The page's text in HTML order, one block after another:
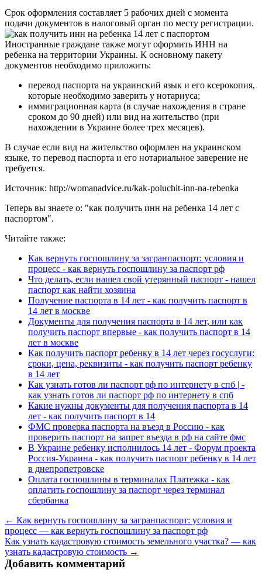
Срок оформления составляет 5 рабочих дней с момента
подачи документов в налоговый орган по месту регистрации.
Иностранные граждане также могут оформить ИНН на
ребенка на территории Украины. К основному пакету
документов необходимо приложить:
перевод паспорта на украинский язык и его ксерокопия,
которые необходимо заверить у нотариуса;
иммиграционная карта (в случае нахождения в стране
сроком до 90 дней) или вид на жительство (при
нахождении в Украине более трех месяцев).
В случае если вид на жительство оформлен на украинском
языке, то перевод паспорта и его нотариальное заверение не
требуется.
Источник: http://womanadvice.ru/kak-poluchit-inn-na-rebenka
Теперь вы знаете о: "как получить инн на ребенка 14 лет с
паспортом".
Читайте также:
Как вернуть госпошлину за загранпаспорт: условия и
процесс - как вернуть госпошлину за паспорт рф
Что делать, если нашел свой утерянный паспорт - нашел
паспорт как найти хозяина
Получение паспорта в 14 лет - как получить паспорт в
14 лет в москве
Документы для получения паспорта в 14 лет, или как
получить паспорт впервые - как получить паспорт в 14
лет в москве
Как получить паспорт ребенку в 14 лет через госуслуги:
сроки, цена, реквизиты - как получить паспорт ребенку
в 14 лет
Как узнать готов ли паспорт рф по интернету в спб | -
как узнать готов ли паспорт рф по интернету в спб
Какие нужны документы для получения паспорта в 14
лет - как получить паспорт в 14
ФМС проверка паспорта на въезд в Россию - как
проверить паспорт на запрет въезда в рф на сайте фмс
В Украине ребенку исполнилось 14 лет - Форум проекта
Россия-Украина - как получить паспорт ребенку в 14 лет
в днепропетровске
Оплата госпошлины в терминалах Платежка - как
оплатить госпошлину за паспорт через терминал
сбербанка
← Как вернуть госпошлину за загранпаспорт: условия и
процесс — как вернуть госпошлину за паспорт рф
Как узнать кадастровую стоимость земельного участка? — как
узнать кадастровую стоимость →
Добавить комментарий